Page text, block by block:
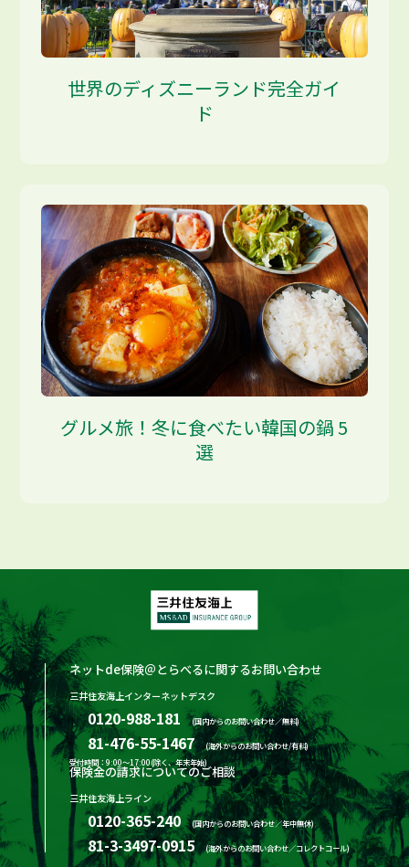
世界のディズニーランド完全ガイ
ド
グルメ旅！冬に食べたい韓国の鍋 5
選
ネットde保険＠とらべるに関するお問い合わせ
三井住友海上インターネットデスク
0120-988-181 (国内からのお問い合わせ／無料)
81-476-55-1467
(海外からのお問い合わせ/有料)
受付時間：9:00～17:00(除く、年末年始)
保険金の請求についてのご相談
三井住友海上ライン
0120-365-240 (国内からのお問い合わせ／年中無休)
81-3-3497-0915 (海外からのお問い合わせ／コレクトコール)